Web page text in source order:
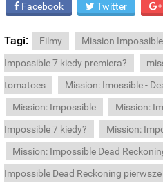
Facebook Twitter
Tagi: Filmy Mission
Impossible 7 kiedy premiera?
tomatoes
Mission: Imossible -
Mission: Impossible
Mission:
Impossible 7 kiedy?
Mission:
Mission: Impossible Dead
Impossible Dead Reckoning